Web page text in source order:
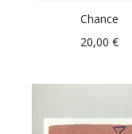
Chance
20,00 €